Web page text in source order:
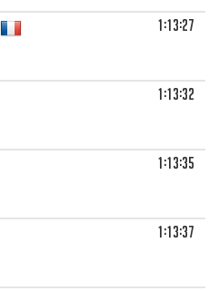
1:13:27
1:13:32
1:13:35
1:13:37